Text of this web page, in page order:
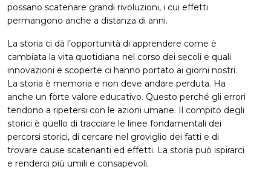
possano scatenare grandi rivoluzioni, i cui effetti
permangono anche a distanza di anni.
La storia ci dà l’opportunità di apprendere come è
cambiata la vita quotidiana nel corso dei secoli e quali
innovazioni e scoperte ci hanno portato ai giorni nostri.
La storia è memoria e non deve andare perduta. Ha
anche un forte valore educativo. Questo perché gli errori
tendono a ripetersi con le azioni umane. Il compito degli
storici è quello di tracciare le linee fondamentali dei
percorsi storici, di cercare nel groviglio dei fatti e di
trovare cause scatenanti ed effetti. La storia può ispirarci
e renderci più umili e consapevoli.